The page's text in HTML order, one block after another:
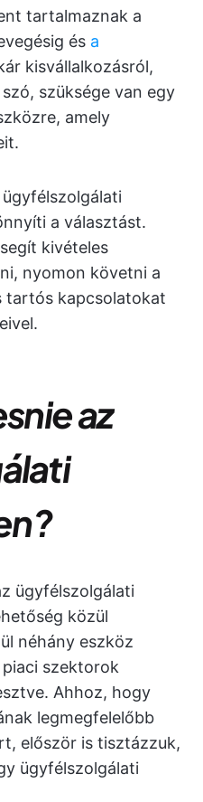
tartalmaznak a
és a
kisvállalkozásról,
szüksége van egy
amely
a választást.
kivételes
nyomon követni a
tartós kapcsolatokat
az
ügyfélszolgálati
közül
néhány eszköz
szektorok
Ahhoz, hogy
legmegfelelőbb
először is tisztázzuk,
ügyfélszolgálati